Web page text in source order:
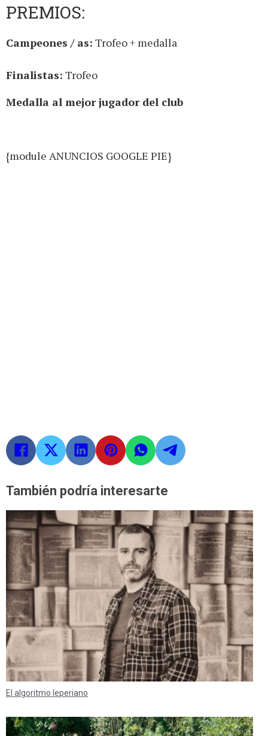
PREMIOS:
Campeones / as: Trofeo + medalla
Finalistas: Trofeo
Medalla al mejor jugador del club
{module ANUNCIOS GOOGLE PIE}
También podría interesarte
El algoritmo leperiano